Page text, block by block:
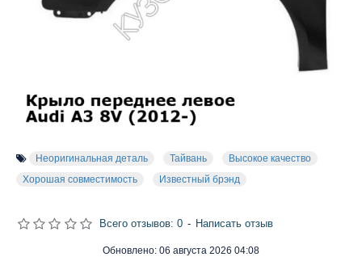
Неоригинальная деталь Тайвань
Высокое качество
Хорошая совместимость
Известный брэнд
Обновлено: 06 августа 2026 04:08
Всего отзывов: 0 - Написать отзыв